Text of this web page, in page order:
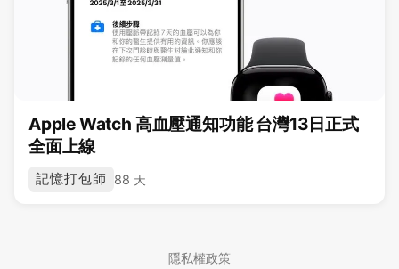
Apple Watch 高血壓通知功能 台灣13日正式
全面上線
記憶打包師 88 天
隱私權政策